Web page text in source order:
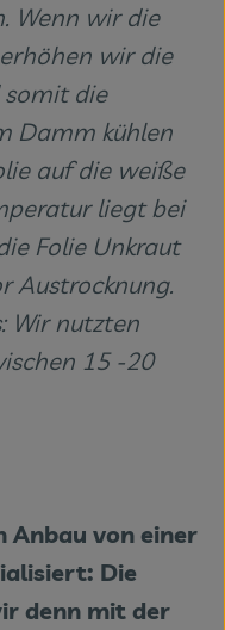
Wenn wir die
wir die
die
Damm kühlen
auf die weiße
liegt bei
Folie Unkraut
Austrocknung.
Wir nutzten
15 -20
Anbau von einer
Die
denn mit der